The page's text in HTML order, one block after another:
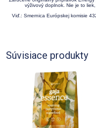
výživový doplnok. Nie je to
Viď.: Smernica Európskej komisie
Súvisiace produkty